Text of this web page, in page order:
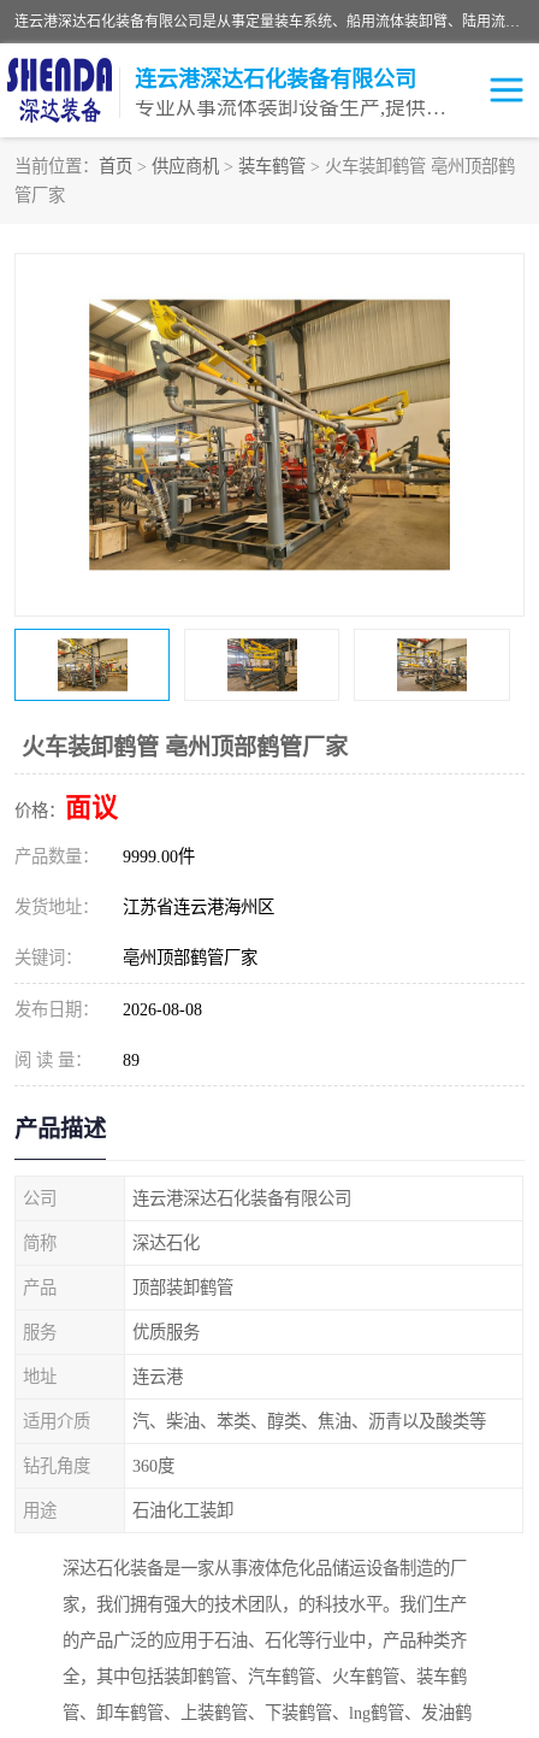
连云港深达石化装备有限公司是从事定量装车系统、船用流体装卸臂、陆用流体装卸臂（鹤管）、活动梯、钢构平台等全系列流体装卸设备的设计、制造、销售以及服务的专业供应商。公司始终以客户为中心，密切跟踪国内外油气储运及装卸设备先进技术的发展，以先进的技术、优质的产品、一流的服务，满足客户需求。
连云港深达石化装备有限公司
专业从事流体装卸设备生产,提供全面解决方案，生产与定制服务
当前位置： 首页 > 供应商机 > 装车鹤管 > 火车装卸鹤管 亳州顶部鹤
管厂家
火车装卸鹤管 亳州顶部鹤管厂家
价格： 面议
产品数量： 9999.00件
发货地址： 江苏省连云港海州区
关键词： 亳州顶部鹤管厂家
发布日期： 2026-08-08
阅 读 量： 89
产品描述
公司 连云港深达石化装备有限公司
简称 深达石化
产品 顶部装卸鹤管
服务 优质服务
地址 连云港
适用介质 汽、柴油、苯类、醇类、焦油、沥青以及酸类等
钻孔角度 360度
用途 石油化工装卸
深达石化装备是一家从事液体危化品储运设备制造的厂
家，我们拥有强大的技术团队，的科技水平。我们生产
的产品广泛的应用于石油、石化等行业中，产品种类齐
全，其中包括装卸鹤管、汽车鹤管、火车鹤管、装车鹤
管、卸车鹤管、上装鹤管、下装鹤管、lng鹤管、发油鹤
鹤管
液氨装鹤管 潜油泵鹤管
流体装卸臂 输油臂
撬装鹤管 汽车鹤管
火车鹤管